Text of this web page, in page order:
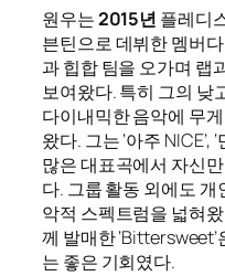
원우는2015년 플레디
븐틴으로 데뷔한 멤버
과 힙합 팀을 오가며 랩
보여왔다. 특히 그의 낮
다이내믹한 음악에 무
왔다. 그는 ‘아주 NICE’,
많은 대표곡에서 자신
다. 그룹 활동 외에도
악적 스펙트럼을 넓혀
께 발매한
는 좋은 기회였다.